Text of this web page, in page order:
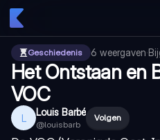
Geschiedenis 6 weergaven·
Het Ontstaan en
VOC
L Louis Barbé
@louisbarb
Volgen